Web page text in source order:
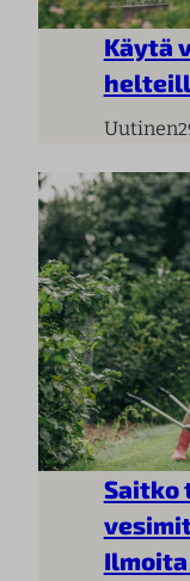
Käytä
Uutinen
Saitko
Ilmoita